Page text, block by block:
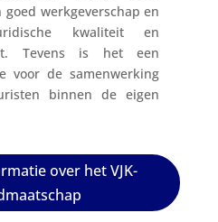
werkgeverschap en
kwaliteit en
Tevens is het een
voor de samenwerking
binnen de eigen
over het VJK-